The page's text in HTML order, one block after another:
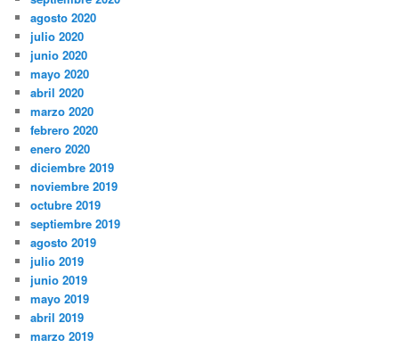
agosto 2020
julio 2020
junio 2020
mayo 2020
abril 2020
marzo 2020
febrero 2020
enero 2020
diciembre 2019
noviembre 2019
octubre 2019
septiembre 2019
agosto 2019
julio 2019
junio 2019
mayo 2019
abril 2019
marzo 2019